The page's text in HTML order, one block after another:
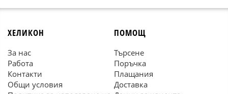
ХЕЛИКОН
За нас
Работа
Контакти
Общи условия
ПОМОЩ
Търсене
Поръчка
Плащания
Доставка